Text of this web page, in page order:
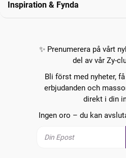
Inspiration & Fynda
✨ Prenumerera på vårt
del av vår Zy-
Bli först med nyheter,
erbjudanden och
direkt i din
Ingen oro – du kan